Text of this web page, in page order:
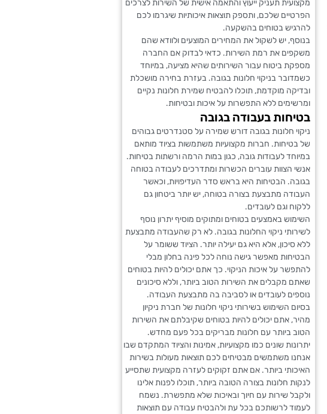
מקצועית תעניק ייעוץ והתאמה אישית של השירות לצרכים
הפרטיים שלכם, ותספק תוצאות איכותיות שיגרמו לכם
להרגיש בטוחים בהשקעה.
בנוסף, יש לשקול את המחירים המוצעים ולוודא שהם
משקפים את רמת השירות. כדאי לבדוק אם החברה
מספקת ביטוח עבור השירותים שהיא מציעה, במיוחד
כשמדובר בניקוי חלונות בגובה. בעזרת בחירה מושכלת
ובדיקה מוקדמת, תוכלו להבטיח שמירת חלונות נקיים
ומרשימים ללא התפשרות על איכות ובטיחות.
בטיחות בעבודה בגובה
ניקוי חלונות בגובה דורש שמירה על סטנדרטים גבוהים
של בטיחות. חברות מקצועיות משתמשות בציוד מותאם
במיוחד לעבודות גובה, כגון במות הרמה ורשתות בטיחות.
אנשי הצוות עוברים הכשרות ומתדרכים לעבודה בטוחה
בגובה. הבטיחות היא בראש סדר העדיפויות, וכאשר
העבודה מתבצעת בצורה בטוחה, יש יותר ביטחון גם
ללקוח וגם לעובדים.
השימוש באמצעים בטוחים ומתוקים מוסיף יתרון נוסף
לשירותי ניקוי החלונות בגובה. לא רק שהעבודה מתבצעת
ללא סיכון, אלא היא גם יעילה יותר. הציוד ששומר על
הבטיחות מאפשר גישה נוחה לכל פינה בחלון מבלי
להתפשר על איכות הניקוי. כך אתם יכולים להיות בטוחים
שאתם מקבלים את השירות הטוב ביותר, וללא סיכונים
נוספים לעובדים או לסביבה בה מתבצעת העבודה.
בסיום השימוש בשירותי ניקוי חלונות של חברת ניקיון
מהיר, אתם יכולים להיות בטוחים שקיבלתם את השירות
הטוב ביותר עם חלונות מבריקים בכל פעם מחדש.
יתרונות שונים כמו מקצועיות, אמינות והציוד המתקדם שבו
אנחנו משתמשים מבטיחים לכם תוצאות מעולות בשירות
האיכותי ביותר. אם אתם זקוקים לעזרה מקצועית שתסייע
לנקות חלונות בצורה הטובה ביותר, תוכלו לפנות אלינו
ולקבל שירות עם חיוך ובאיכות שלא מתפשרת. נשמח
לעמוד לרשותכם בכל עת ולהבטיח עבודה עם תוצאות